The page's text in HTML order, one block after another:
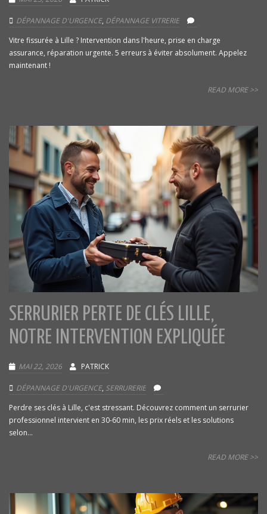
DÉPANNAGE D'URGENCE, DÉPANNAGE VITRERIE
Vitre fissurée à Lille ? Intervention dans l'heure, prise en charge
assurance, réparation urgente. 5 erreurs à éviter absolument. Appelez
maintenant !
READ MORE >>
SERRURIER PERTE DE CLÉS LILLE,
NOTRE INTERVENTION EXPLIQUÉE
MAI 22, 2026 PATRICK
DÉPANNAGE D'URGENCE, SERRURERIE
Perdre ses clés à Lille, c'est stressant. Découvrez comment un serrurier
professionnel intervient en 30-60 min, les prix réels et les solutions
selon...
READ MORE >>